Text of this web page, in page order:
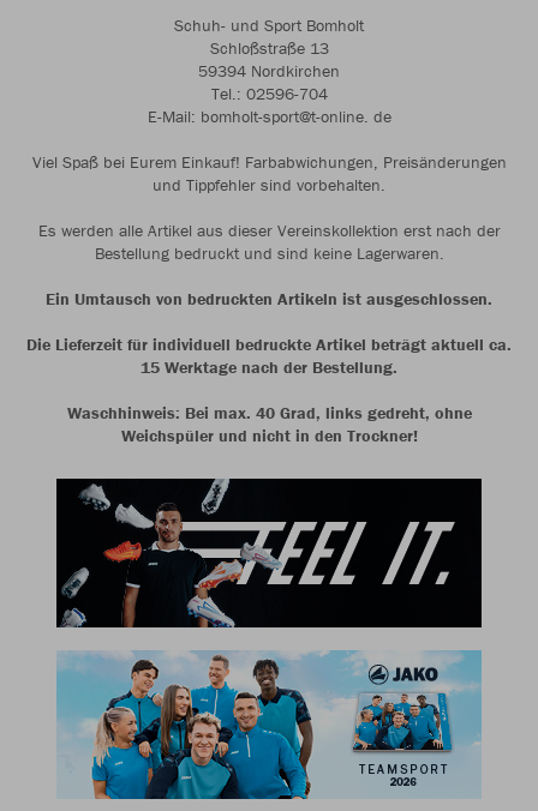
Schuh- und Sport Bomholt
Schloßstraße 13
59394 Nordkirchen
Tel.: 02596-704
E-Mail: bomholt-sport@t-online. de
Viel Spaß bei Eurem Einkauf! Farbabwichungen, Preisänderungen
und Tippfehler sind vorbehalten.
Es werden alle Artikel aus dieser Vereinskollektion erst nach der
Bestellung bedruckt und sind keine Lagerwaren.
Ein Umtausch von bedruckten Artikeln ist ausgeschlossen.
Die Lieferzeit für individuell bedruckte Artikel beträgt aktuell ca.
15 Werktage nach der Bestellung.
Waschhinweis: Bei max. 40 Grad, links gedreht, ohne
Weichspüler und nicht in den Trockner!